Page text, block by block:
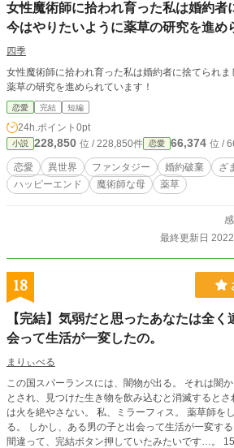
女性魔術師に拾われ育った私は婚約者
今はやりたいように薬草の研究を進め
四季
女性魔術師に拾われ育った私は婚約者に捨てられ
薬草の研究を進められています！
恋愛 完結 短編
24h.ポイント 0pt
小説 228,850 位 / 228,850件 恋愛 66,374 位 /
恋愛 異世界 ファンタジー 婚約破棄 ざ
ハッピーエンド
魔術師な母 薬草
最終更新日
18
【完結】気弱だと思ったあなたは全
会って生活が一変したの。
まりぃべる
この国スパーランスには、闇物が出る。 それは闇
とされ、見つけた生き物を飲み込むと消滅するとされる。 だから皆、
は火を絶やさない。 私、ミラーフィス。 薬草師をしながら山で生活をしてい
る。 しかし、ある男の子と出会って生活が一変する。 その男の子は実は…。 ☆
間違って、完結ボタン押していたみたいです…。